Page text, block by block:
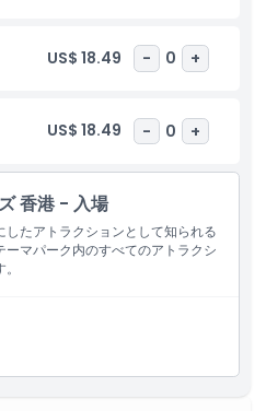
US$ 18.49 - 0 +
US$ 18.49 - 0 +
香港 - 入場
たアトラクションとして知られる
ーマパーク内のすべてのアトラクシ